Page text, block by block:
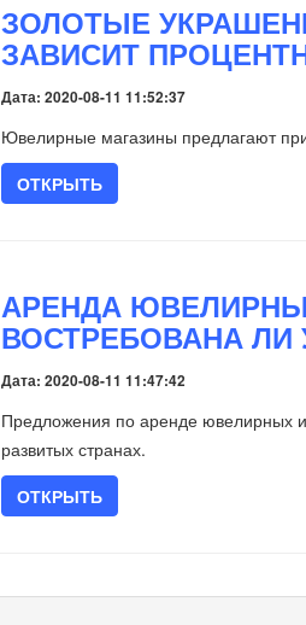
ЗОЛОТЫЕ
ЗАВИСИТ
Дата: 2020-08-11 11:52:37
Ювелирные магазины предлагают
ОТКРЫТЬ
АРЕНДА
ВОСТРЕБОВАНА ЛИ
Дата: 2020-08-11 11:47:42
Предложения по аренде ювелирных
развитых странах.
ОТКРЫТЬ